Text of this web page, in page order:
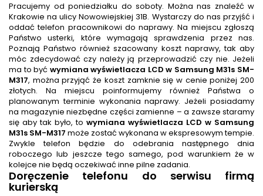
Pracujemy od poniedziałku do soboty. Można nas znaleźć w
Krakowie na ulicy Nowowiejskiej 31B. Wystarczy do nas przyjść i
oddać telefon pracownikowi do naprawy. Na miejscu zgłoszą
Państwo usterki, które wymagają sprawdzenia przez nas.
Poznają Państwo również szacowany koszt naprawy, tak aby
móc zdecydować czy należy ją przeprowadzić czy nie. Jeżeli
ma to być wymiana wyświetlacza LCD w Samsung M31s SM-
M317, można przyjąć że koszt zamknie się w cenie poniżej 200
złotych. Na miejscu poinformujemy również Państwa o
planowanym terminie wykonania naprawy. Jeżeli posiadamy
na magazynie niezbędne części zamienne – a zawsze staramy
się aby tak było, to wymiana wyświetlacza LCD w Samsung
M31s SM-M317 może zostać wykonana w ekspresowym tempie.
Zwykle telefon będzie do odebrania następnego dnia
roboczego lub jeszcze tego samego, pod warunkiem że w
kolejce nie będą oczekiwać inne pilne zadania.
Doręczenie telefonu do serwisu firmą
kurierską